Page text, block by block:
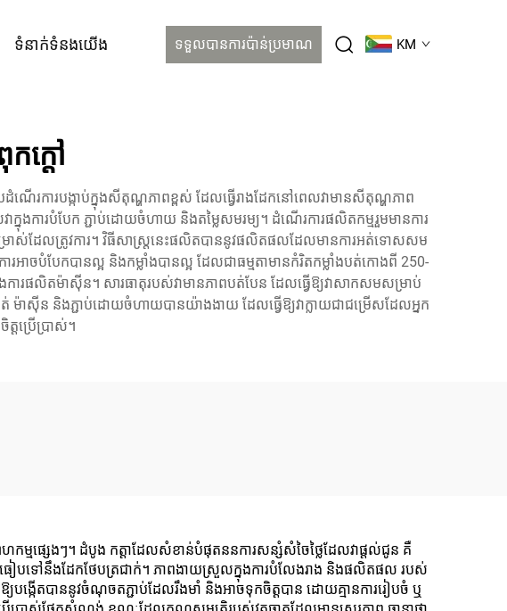
ទំនាក់ទំនងយើង ទទួលបានការប៉ាន់ប្រមាណ KM
ក្ដៅ
ារបង្កាប់ក្នុងសីតុណ្ហភាពខ្ពស់ ដែលធ្វើរាងដែកនៅពេលវាមានសីតុណ្ហភាព
ការបំបែក ភ្ជាប់ដោយចំហាយ និងតម្លៃសមរម្យ។ ដំណើរការផលិតកម្មរួមមានការ
រាស់ដែលត្រូវការ។ វិធីសាស្ត្រនេះផលិតបាននូវផលិតផលដែលមានការអត់ទោសសម
ាចបំបែកបានល្អ និងកម្លាំងបានល្អ ដែលជាធម្មតាមានកំរិតកម្លាំងបត់កោងពី 250-
រផលិតម៉ាស៊ីន។ សារធាតុរបស់វាមានភាពបត់បែន ដែលធ្វើឱ្យវាសាកសមសម្រាប់
ម៉ាស៊ីន និងភ្ជាប់ដោយចំហាយបានយ៉ាងងាយ ដែលធ្វើឱ្យវាក្លាយជាជម្រើសដែលអ្នក
ប្រើប្រាស់។
ាហកម្មផ្សេងៗ។ ដំបូង កត្តាដែលសំខាន់បំផុតននការសន្សំសំចៃថ្លៃដែលវាផ្តល់ជូន គឺ
បទៅនឹងដែកថែបត្រជាក់។ ភាពងាយស្រួលក្នុងការបំលែងរាង និងផលិតផល របស់
យបង្កើតបាននូវចំណុចតភ្ជាប់ដែលរឹងមាំ និងអាចទុកចិត្តបាន ដោយគ្មានការរៀបចំ ឬ